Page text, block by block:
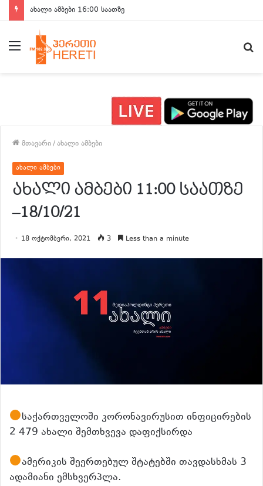
ახალი ამბები 15:00 საათზე
მენიუ
მთავარი/ახალი ამბები
ახალი ამბები
ახალი ამბები 11:00 საათზე
–18/10/21
18 ოქტომბერი, 2021 3 Less than a minute
საქართველოში კორონავირუსით ინფიცირების
2 479 ახალი შემთხვევა დაფიქსირდა
ამერიკის შეერთებულ შტატებში თავდასხმას 3
ადამიანი ემსხვერპლა.